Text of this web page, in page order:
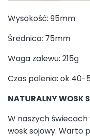
Wysokość: 95mm
Średnica: 75mm
Waga zalewu: 215g
Czas palenia: ok 40-
NATURALNY WOSK
W naszych
wosk sojowy. Warto